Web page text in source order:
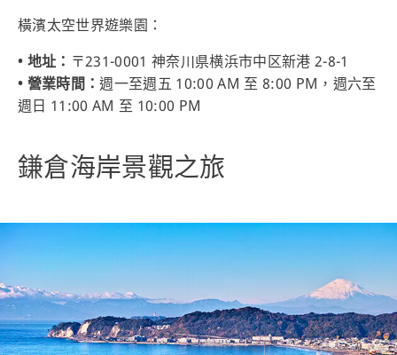
橫濱太空世界遊樂園：
• 地址： 〒231-0001 神奈川県横浜市中区新港 2-8-1
• 營業時間：週一至週五 10:00 AM 至 8:00 PM，週六至
週日 11:00 AM 至 10:00 PM
鎌倉海岸景觀之旅